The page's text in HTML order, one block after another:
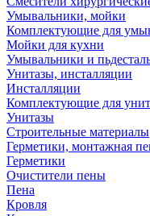
Умывальники, мойки
Комплектующие для
Мойки для кухни
Умывальники и
Унитазы, инсталляции
Инсталляции
Комплектующие для
Унитазы
Строительные материалы
Герметики, монтажная
Герметики
Очистители пены
Пена
Кровля